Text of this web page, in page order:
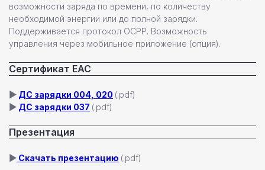
возможности заряда по времени, по количеству
необходимой энергии или до полной зарядки.
Поддерживается протокол OCPP. Возможность
управления через мобильное приложение (опция).
Сертификат ЕАС
▶ ДС зарядки 004, 020 (.pdf)
▶ ДС зарядки 037 (.pdf)
Презентация
▶ Скачать презентацию (.pdf)
пн-пт 9:00—17:00
+7 (812) 493 46 90
+7 (911) 22 00 506
Охранные системы Pandora
Всепогодные станции
Новинки
Новости компании
новинка